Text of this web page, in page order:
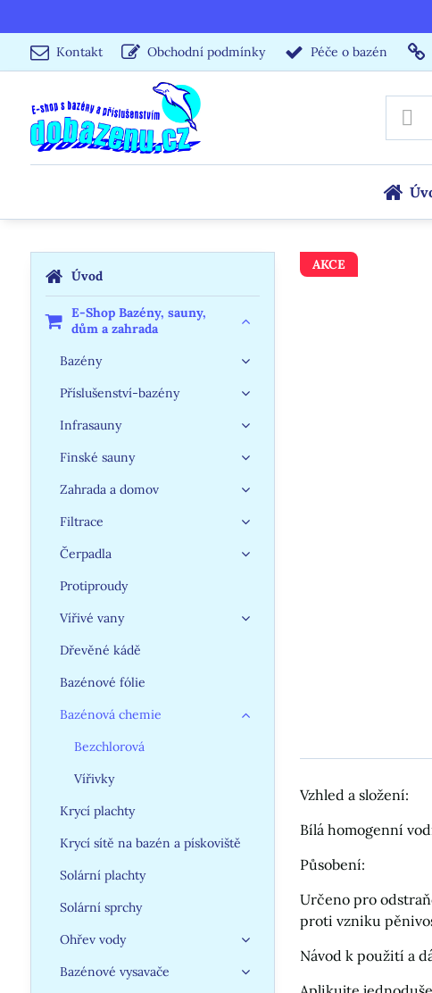
Kontakt Obchodní podmínky Péče o bazén
AKCE
Vzhled a složení:
Bílá homogenní
Působení:
Určeno pro
proti vzniku
Návod k použití a
Úvod
E-Shop Bazény, sauny,
dům a zahrada
Bazény
Příslušenství-bazény
Infrasauny
Finské sauny
Zahrada a domov
Filtrace
Čerpadla
Protiproudy
Vířivé vany
Dřevěné kádě
Bazénové fólie
Bazénová chemie
Bezchlorová
Vířivky
Krycí plachty
Krycí sítě na bazén a pískoviště
Solární plachty
Solární sprchy
Ohřev vody
Bazénové vysavače